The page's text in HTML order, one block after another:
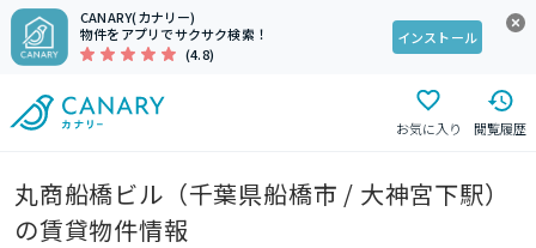
CANARY(カナリー)
物件をアプリでサクサク検索！
(4.8)
インストール
お気に入り 閲覧履歴
丸商船橋ビル（千葉県船橋市 / 大神宮下駅）
の賃貸物件情報